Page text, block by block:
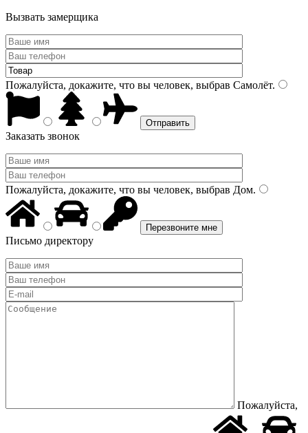
Вызвать замерщика
Пожалуйста, докажите, что вы человек, выбрав Самолёт.
Заказать звонок
Пожалуйста, докажите, что вы человек, выбрав Дом.
Письмо директору
Пожалуйста,